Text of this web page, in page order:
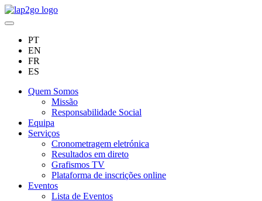
PT
EN
FR
ES
Quem Somos
Missão
Responsabilidade Social
Equipa
Serviços
Cronometragem eletrónica
Resultados em direto
Grafismos TV
Plataforma de inscrições online
Eventos
Lista de Eventos